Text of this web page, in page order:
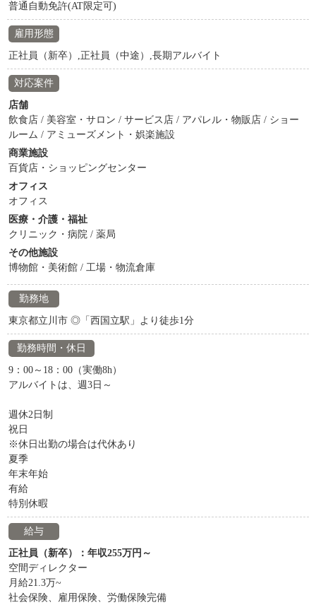
普通自動免許(AT限定可)
雇用形態
正社員（新卒）,正社員（中途）,長期アルバイト
対応案件
店舗
飲食店 / 美容室・サロン / サービス店 / アパレル・物販店 / ショー
ルーム / アミューズメント・娯楽施設
商業施設
百貨店・ショッピングセンター
オフィス
オフィス
医療・介護・福祉
クリニック・病院 / 薬局
その他施設
博物館・美術館 / 工場・物流倉庫
勤務地
東京都立川市 ◎「西国立駅」より徒歩1分
勤務時間・休日
9：00～18：00（実働8h）
アルバイトは、週3日～
週休2日制
祝日
※休日出勤の場合は代休あり
夏季
年末年始
有給
特別休暇
給与
正社員（新卒）：年収255万円～
空間ディレクター
月給21.3万~
社会保険、雇用保険、労働保険完備